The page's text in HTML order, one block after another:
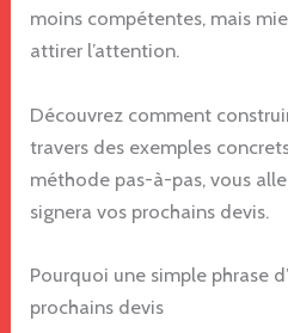
moins compétentes, mais
attirer l’attention.
Découvrez comment
travers des exemples
méthode pas-à-pas, vous
signera vos prochains devis.
Pourquoi une simple phrase
prochains devis